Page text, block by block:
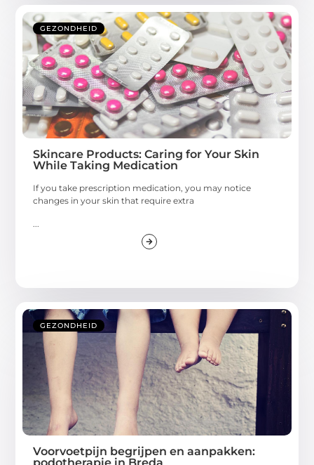
GEZONDHEID
Skincare Products: Caring for Your Skin
While Taking Medication
If you take prescription medication, you may notice
changes in your skin that require extra
GEZONDHEID
Voorvoetpijn begrijpen en aanpakken: